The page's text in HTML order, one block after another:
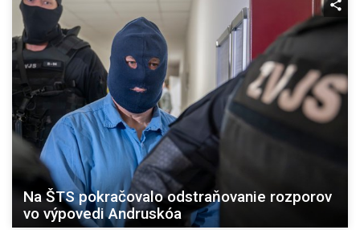
Na ŠTS pokračovalo odstraňovanie rozporov
vo výpovedi Andruskóa